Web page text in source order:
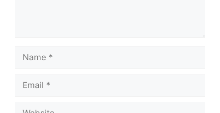
Name
Email
Website